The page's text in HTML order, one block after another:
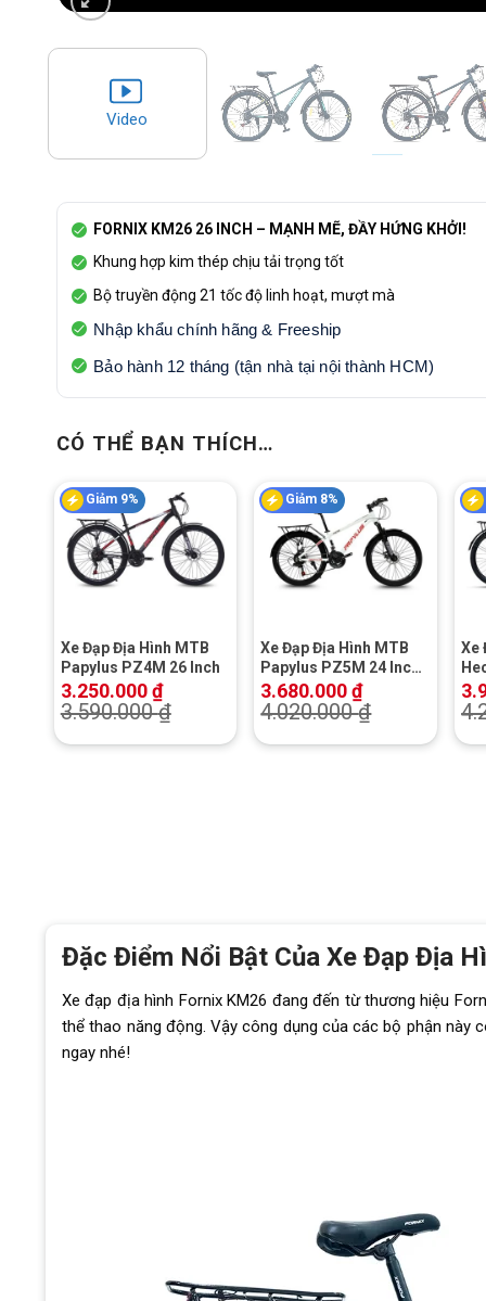
Video
FORNIX KM26 26 INCH – MẠNH MẼ, ĐẦY HỨNG KHỞI!
Khung hợp kim thép chịu tải trọng tốt
Bộ truyền động 21 tốc độ linh hoạt, mượt mà
Nhập khẩu chính hãng & Freeship
Bảo hành 12 tháng (tận nhà tại nội thành HCM)
CÓ THỂ BẠN THÍCH…
Giảm 9%
+
Xe Đạp Địa Hình MTB
Papylus PZ4M 26 Inch
3.250.000₫
3.590.000₫
Giảm 8%
+
Xe Đạp Địa Hình MTB
Papylus PZ5M 24 Inch
– Khung Nhôm
3.680.000₫
4.020.000₫
Xe
Đặc Điểm Nổi Bật Của Xe Đạp Địa
Xe đạp địa hình Fornix KM26 đang đến từ thương hiệu
thể thao năng động. Vậy công dụng của các bộ phận này
ngay nhé!